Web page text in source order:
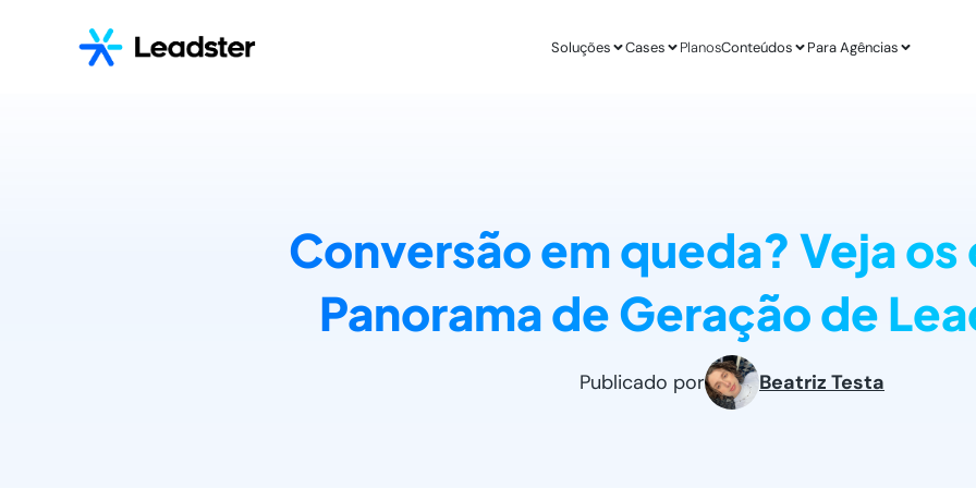
Soluções
IA para Infoprodutores
Aumente as vendas por impulso Gere mais
Abordagens com ChatGPT
Proatividade no seu site Leads
Casos de Uso com AI
Melhores aplicações na prática
Cases
2 vezes mais
VR Gente
new
+211% em MQLs
Espresso App
PlanosConteúdos
Blog da
O melhor
Para Agências
Conversão em queda? Veja
Panorama de Geração de
Publicado por Beatriz Testa